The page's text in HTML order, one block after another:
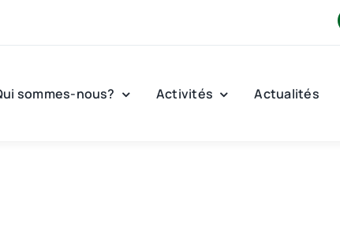
sommes-nous? Activités Actualités